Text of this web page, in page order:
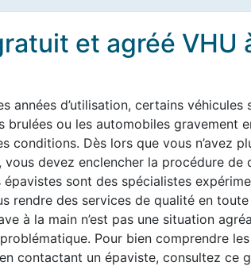
et agréé VHU
années d’utilisation, certains
brulées ou les automobiles gravement
conditions. Dès lors que vous n’avez
vous devez enclencher la procédure
épavistes sont des spécialistes
rendre des services de qualité en
à la main n’est pas une situation
Pour bien comprendre
contactant un épaviste, consultez ce